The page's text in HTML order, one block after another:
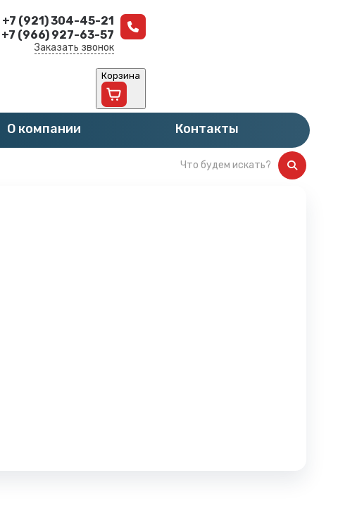
+7 (921) 304-45-21
+7 (966) 927-63-57
Заказать звонок
Корзина
О компании Контакты